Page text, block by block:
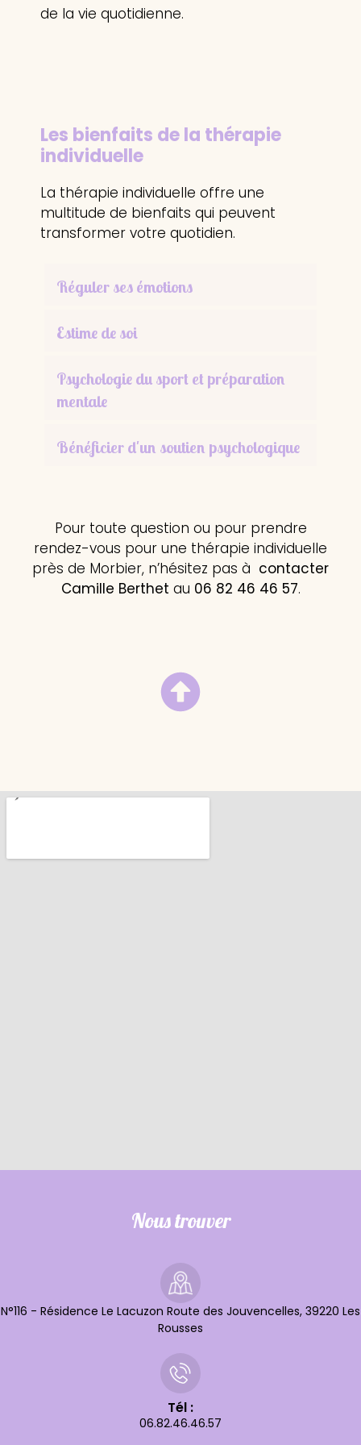
de la vie quotidienne.
Les bienfaits de la thérapie
individuelle
La thérapie individuelle offre une
multitude de bienfaits qui peuvent
transformer votre quotidien.
Réguler ses émotions
Estime de soi
Psychologie du sport et préparation
mentale
Bénéficier d'un soutien psychologique
Pour toute question ou pour prendre
rendez-vous pour une thérapie individuelle
près de Morbier, n’hésitez pas à contacter
Camille Berthet au 06 82 46 46 57.
Nous trouver
N°116 - Résidence Le Lacuzon Route des Jouvencelles, 39220 Les
Rousses
Tél :
06.82.46.46.57